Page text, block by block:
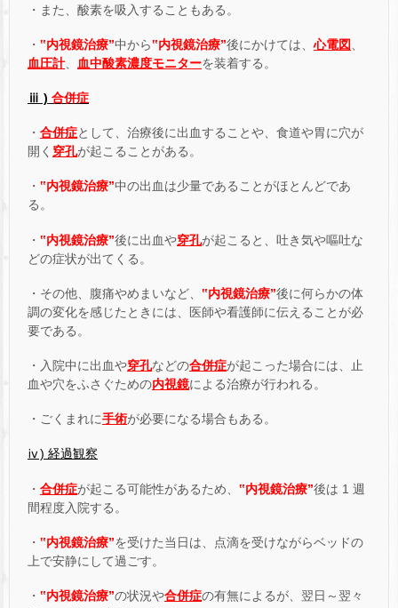
・また、酸素を吸入することもある。
・ ‟内視鏡治療”中から‟内視鏡治療”後にかけては、 心電図
血圧計、 血中酸素濃度モニターを装着する。
ⅲ ) 合併症
・ 合併症として、治療後に出血することや、食道や胃に穴が
開く 穿孔が起こることがある。
・ ‟内視鏡治療”中の出血は少量であることがほとんどであ
る。
・ ‟内視鏡治療”後に出血や穿孔が起こると、吐き気や嘔吐な
どの症状が出てくる。
・その他、腹痛やめまいなど、 ‟内視鏡治療”後に何らかの体
調の変化を感じたときには、医師や看護師に伝えることが必
要である。
・入院中に出血や穿孔などの合併症が起こった場合には、止
血や穴をふさぐための内視鏡による治療が行われる。
・ごくまれに手術が必要になる場合もある。
ⅳ) 経過観察
・ 合併症が起こる可能性があるため、 ‟内視鏡治療”後は 1 週
間程度入院する。
・ ‟内視鏡治療”を受けた当日は、点滴を受けながらベッドの
上で安静にして過ごす。
・ ‟内視鏡治療”の状況や合併症の有無によるが、翌日～翌々